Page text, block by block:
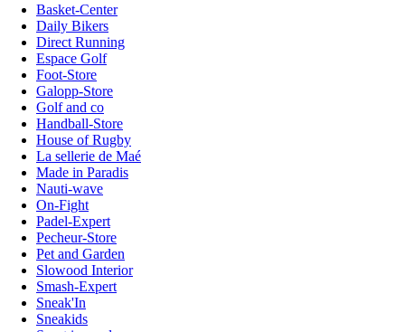
Basket-Center
Daily Bikers
Direct Running
Espace Golf
Foot-Store
Galopp-Store
Golf and co
Handball-Store
House of Rugby
La sellerie de Maé
Made in Paradis
Nauti-wave
On-Fight
Padel-Expert
Pecheur-Store
Pet and Garden
Slowood Interior
Smash-Expert
Sneak'In
Sneakids